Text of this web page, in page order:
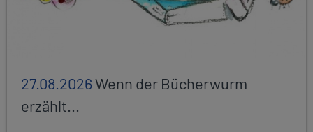
27.08.2026Wenn der Bücherwurm
erzählt...